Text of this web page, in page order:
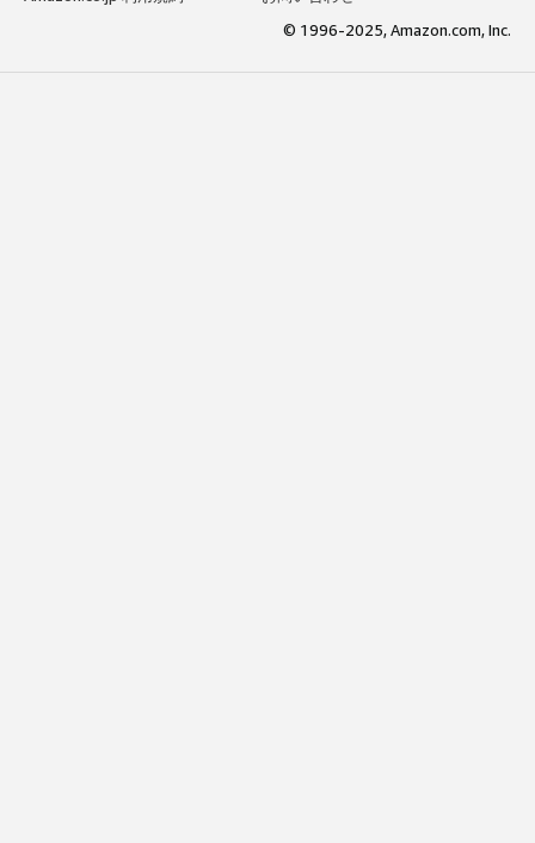
© 1996-2025, Amazon.com, Inc.